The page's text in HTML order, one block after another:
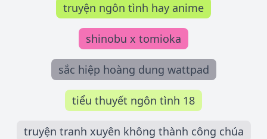
truyện ngôn tình hay anime
shinobu x tomioka
sắc hiệp hoàng dung wattpad
tiểu thuyết ngôn tình 18
truyện tranh xuyên không thành công chúa